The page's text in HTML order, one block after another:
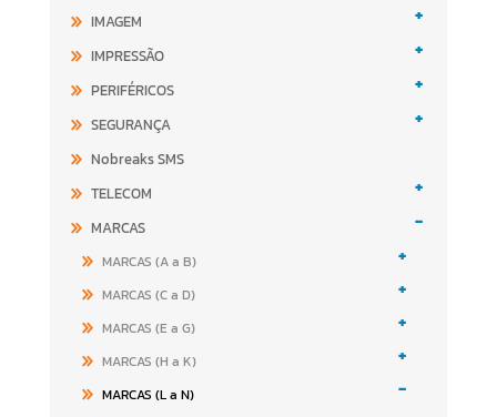
IMAGEM +
IMPRESSÃO +
PERIFÉRICOS +
SEGURANÇA +
Nobreaks SMS
TELECOM
+
MARCAS -
MARCAS (A a B) +
MARCAS (C a D) +
MARCAS (E a G) +
MARCAS (H a K) +
MARCAS (L a N) -